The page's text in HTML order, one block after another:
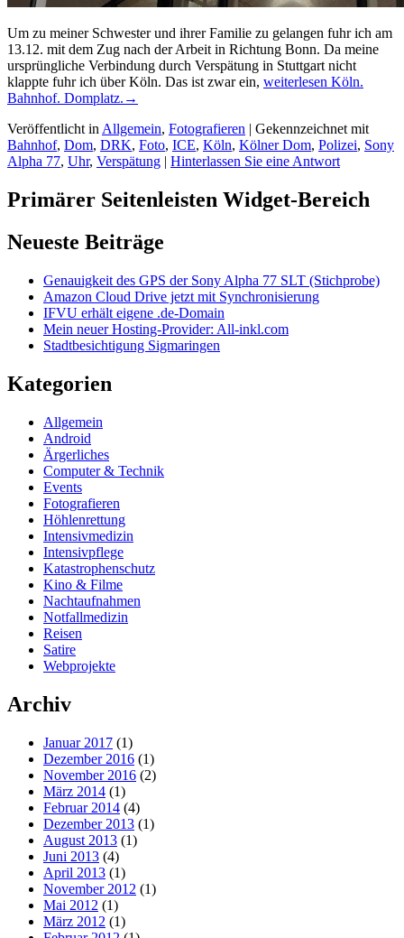
Um zu meiner Schwester und ihrer Familie zu gelangen fuhr ich am
13.12. mit dem Zug nach der Arbeit in Richtung Bonn. Da meine
ursprüngliche Verbindung durch Verspätung in Stuttgart nicht
klappte fuhr ich über Köln. Das ist zwar ein, weiterlesen Köln.
Bahnhof. Domplatz. →
Veröffentlicht in Allgemein, Fotografieren | Gekennzeichnet mit
Bahnhof, Dom, DRK, Foto, ICE, Köln, Kölner Dom, Polizei, Sony
Alpha 77, Uhr, Verspätung | Hinterlassen Sie eine Antwort
Primärer Seitenleisten Widget-Bereich
Neueste Beiträge
Genauigkeit des GPS der Sony Alpha 77 SLT (Stichprobe)
Amazon Cloud Drive jetzt mit Synchronisierung
IFVU erhält eigene .de-Domain
Mein neuer Hosting-Provider: All-inkl.com
Stadtbesichtigung Sigmaringen
Kategorien
Allgemein
Android
Ärgerliches
Computer & Technik
Events
Fotografieren
Höhlenrettung
Intensivmedizin
Intensivpflege
Katastrophenschutz
Kino & Filme
Nachtaufnahmen
Notfallmedizin
Reisen
Satire
Webprojekte
Archiv
Januar 2017 (1)
Dezember 2016 (1)
November 2016 (2)
März 2014 (1)
Februar 2014 (4)
Dezember 2013 (1)
August 2013 (1)
Juni 2013 (4)
April 2013 (1)
November 2012 (1)
Mai 2012 (1)
März 2012 (1)